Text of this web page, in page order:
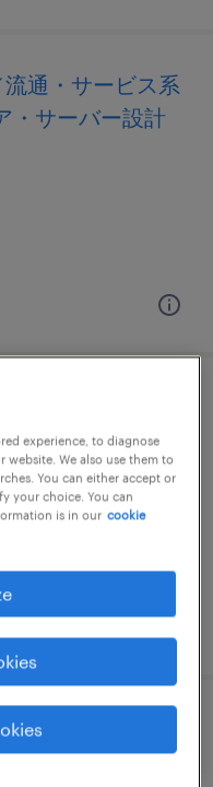
通・サービス系
・サーバー設計
融系の社内se
通・サービス系
experience, to diagnose
We also use them to
You can either accept or
your choice. You can
is in our cookie